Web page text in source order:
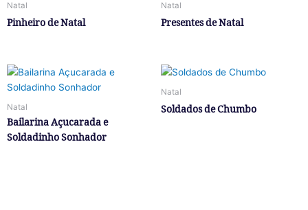
Natal
Pinheiro de Natal
Natal
Presentes de Natal
Natal
Bailarina Açucarada e
Soldadinho Sonhador
Natal
Soldados de Chumbo